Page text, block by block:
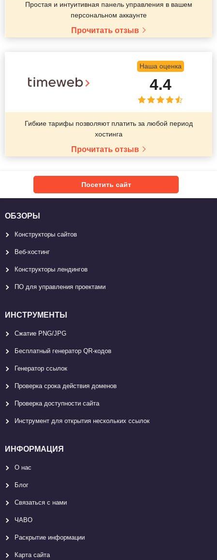
Простая и интуитивная панель управления в вашем
персональном аккаунте
Прочитать отзыв
Наша оценка
4.4
Гибкие тарифы позволяют платить за любой период
хостинга
Прочитать отзыв
Посетить сайт
ОБЗОРЫ
Конструкторы сайтов
Веб-хостинг
Конструкторы лендингов
ПО для управления проектами
ИНСТРУМЕНТЫ
Сжатие PNG/JPG
Бесплатный генератор QR-кодов
Генератор ссылок
Проверка срока действия доменов
Проверка доступности сайта
Инструмент для открытия нескольких ссылок
ИНФОРМАЦИЯ
О нас
Блог
Связаться с нами
ЧАВО
Раскрытие информации
Карта сайтa